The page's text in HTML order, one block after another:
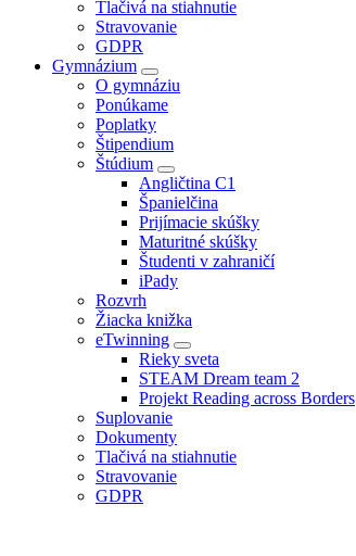
Tlačivá na stiahnutie
Stravovanie
GDPR
Gymnázium
O gymnáziu
Ponúkame
Poplatky
Štipendium
Štúdium
Angličtina C1
Španielčina
Prijímacie skúšky
Maturitné skúšky
Študenti v zahraničí
iPady
Rozvrh
Žiacka knižka
eTwinning
Rieky sveta
STEAM Dream team 2
Projekt Reading across Borders
Suplovanie
Dokumenty
Tlačivá na stiahnutie
Stravovanie
GDPR